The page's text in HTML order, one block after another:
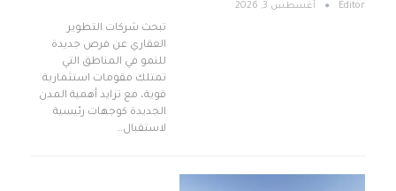
Editor أغسطس 3, 2026
تبحث شركات التطوير
العقاري عن فرص جديدة
للنمو في المناطق التي
تمتلك مقومات استثمارية
قوية، مع تزايد أهمية المدن
الجديدة كوجهات رئيسية
لاستقبال…